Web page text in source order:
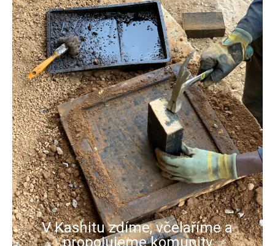
V Kashitu zdíme, včelaříme a
propojujeme komunity